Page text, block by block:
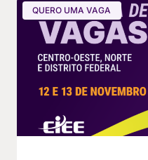
QUERO UMA VAGA